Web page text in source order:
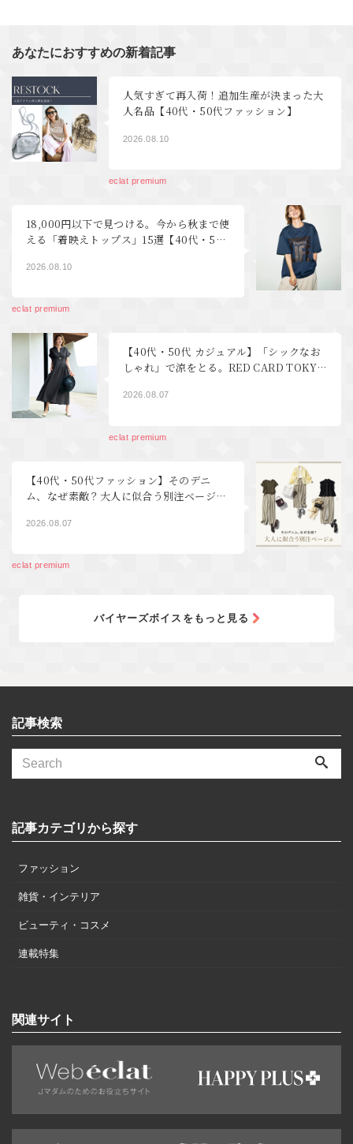
あなたにおすすめの新着記事
人気すぎて再入荷！追加生産が決まった大
人名品【40代・50代ファッション】
2026.08.10
eclat premium
18,000円以下で見つける。今から秋まで使
える「着映えトップス」15選【40代・50
2026.08.10
eclat premium
【40代・50代 カジュアル】「シックなお
しゃれ」で涼をとる。RED CARD TOKYO
月号特集
2026.08.07
eclat premium
【40代・50代ファッション】そのデニ
ム、なぜ素敵？大人に似合う別注ベージ
2026.08.07
eclat premium
バイヤーズボイスをもっと見る
記事検索
記事カテゴリから探す
ファッション
雑貨・インテリア
ビューティ・コスメ
連載特集
関連サイト